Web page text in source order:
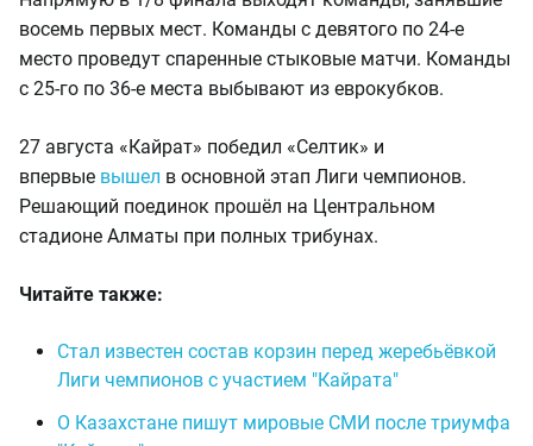
восемь первых мест. Команды с девятого по 24-е
место проведут спаренные стыковые матчи. Команды
с 25-го по 36-е места выбывают из еврокубков.
27 августа «Кайрат» победил «Селтик» и
впервые вышел в основной этап Лиги чемпионов.
Решающий поединок прошёл на Центральном
стадионе Алматы при полных трибунах.
Читайте также:
Стал известен состав корзин перед жеребьёвкой
Лиги чемпионов с участием "Кайрата"
О Казахстане пишут мировые СМИ после триумфа